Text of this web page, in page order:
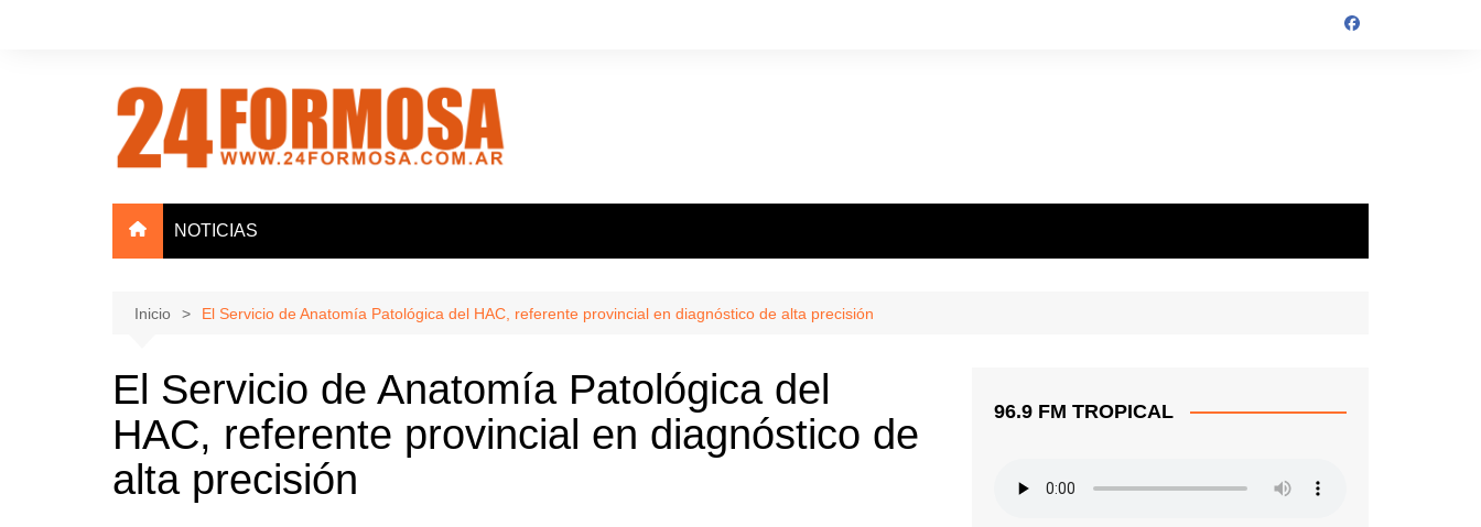
NOTICIAS
Inicio El Servicio de Anatomía Patológica del HAC, referente provincial en diagnóstico de alta precisión
El Servicio de Anatomía Patológica del
HAC, referente provincial en diagnóstico de
alta precisión
96.9 FM TROPICAL